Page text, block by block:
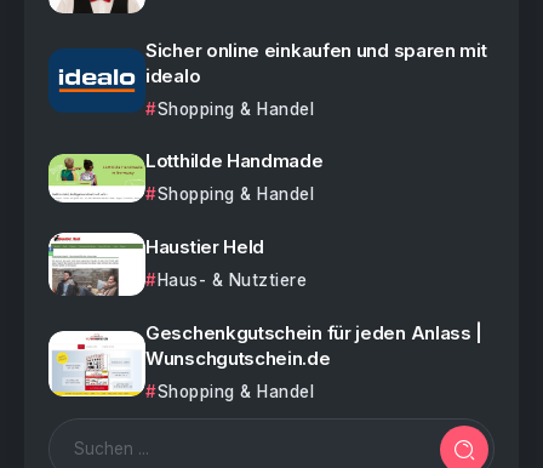
Sicher online einkaufen und sparen mit
idealo
Shopping & Handel
Lotthilde Handmade
Shopping & Handel
Haustier Held
Haus- & Nutztiere
Geschenkgutschein für jeden Anlass |
Wunschgutschein.de
Shopping & Handel